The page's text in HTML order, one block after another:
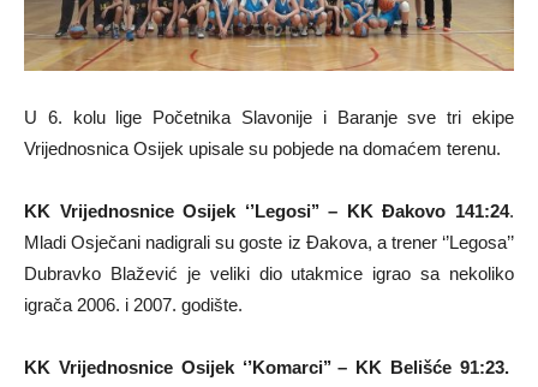
U 6. kolu lige Početnika Slavonije i Baranje sve tri ekipe
Vrijednosnica Osijek upisale su pobjede na domaćem terenu.
KK Vrijednosnice Osijek ‘’Legosi’’ – KK Đakovo 141:24.
Mladi Osječani nadigrali su goste iz Đakova, a trener ‘’Legosa’’
Dubravko Blažević je veliki dio utakmice igrao sa nekoliko
igrača 2006. i 2007. godište.
KK Vrijednosnice Osijek ‘’Komarci’’ – KK Belišće 91:23.